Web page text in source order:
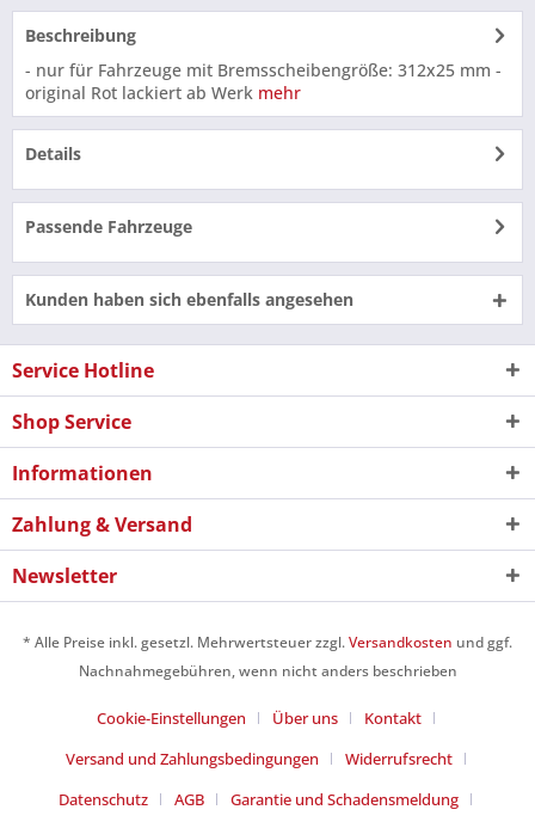
Beschreibung
- nur für Fahrzeuge mit Bremsscheibengröße: 312x25 mm -
original Rot lackiert ab Werk mehr
Details
Passende Fahrzeuge
Kunden haben sich ebenfalls angesehen
Service Hotline
Shop Service
Informationen
Zahlung & Versand
Newsletter
* Alle Preise inkl. gesetzl. Mehrwertsteuer zzgl.Versandkosten und ggf.
Nachnahmegebühren, wenn nicht anders beschrieben
Cookie-Einstellungen Über uns
Kontakt
Versand und Zahlungsbedingungen
Widerrufsrecht
Datenschutz
AGB Garantie und Schadensmeldung